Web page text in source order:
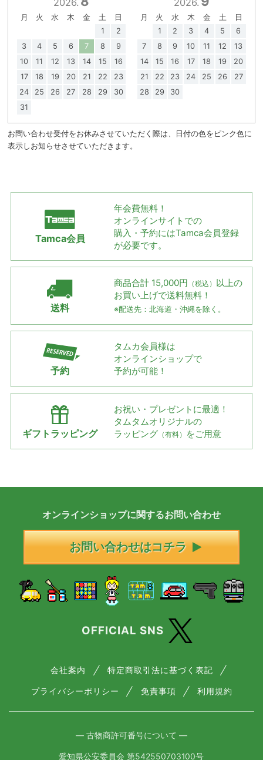
月 火 水 木 金 土
日
1
2
3
4 5 6 7 8
9
10
11 12 13 14 15
16
17
18 19 20 21 22
23
24
25 26 27 28 29
30
31
月 火 水 木 金 土
日
1
2 3 4 5
6
7
8 9 10 11 12
13
14
15 16 17 18 19
20
21
22 23 24 25 26
27
28
29 30
お問い合わせ受付をお休みさせていただく際は、日付の色をピンク色に
表示しお知らせさせていただきます。
Tamca会員
年会費無料！
オンラインサイトでの
購入・予約にはTamca会員登録
が必要です。
送料
商品合計 15,000円 （税込） 以上の
お買い上げで送料無料！
※配送先：北海道・沖縄を除く。
予約
タムカ会員様は
オンラインショップで
予約が可能！
ギフトラッピング
お祝い・プレゼントに最適！
タムタムオリジナルの
ラッピング （有料） をご用意
オンラインショップに関するお問い合わせ
お問い合わせはコチラ
OFFICIAL SNS
会社案内 特定商取引法に基づく表記
プライバシーポリシー 免責事項 利用規約
― 古物商許可番号について ―
愛知県公安委員会 第542550703100号